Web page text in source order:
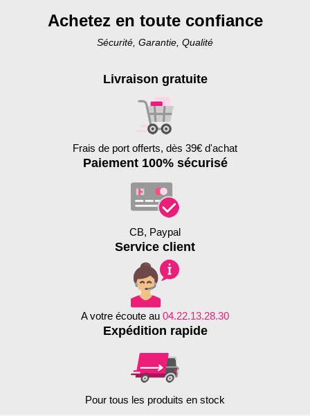
Achetez en toute confiance
Sécurité, Garantie, Qualité
Livraison gratuite
Frais de port offerts, dès 39€ d'achat
Paiement 100% sécurisé
CB, Paypal
Service client
A votre écoute au 04.22.13.28.30
Expédition rapide
Pour tous les produits en stock